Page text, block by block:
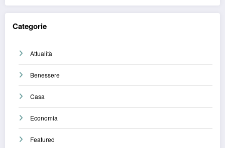
Categorie
Attualità
Benessere
Casa
Economia
Featured